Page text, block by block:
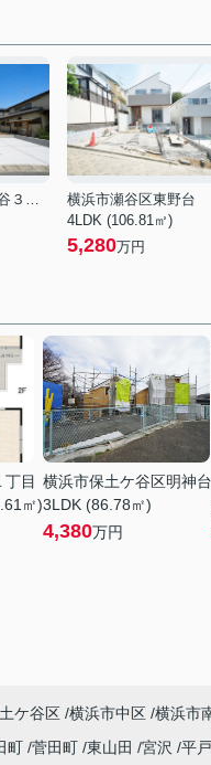
横浜市瀬谷区下瀬谷３丁目
横浜市瀬谷区東野台
4LDK (106.81㎡)
5,280万円
目
㎡)
横浜市保土ケ谷区明神台
3LDK (86.78㎡)
4,380万円
ケ谷区 横浜市中区 横浜市
町 菅田町 東山田 宮沢 平戸